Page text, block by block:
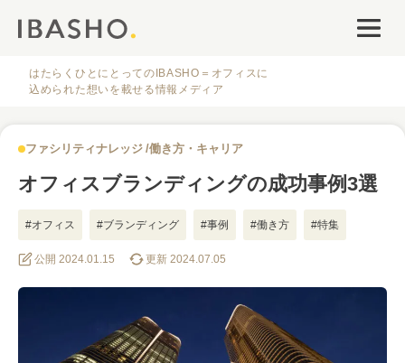
ファシリティナレッジ
IBASHOについて
人気のタグ
はたらくひとにとってのIBASHO＝オフィスに
込められた想いを載せる情報メディア
ファシリティナレッジ 働き方・キャリア
オフィスブランディングの成功事例3選
#オフィス #ブランディング #事例 #働き方 #特集
公開 2024.01.15 更新 2024.07.05